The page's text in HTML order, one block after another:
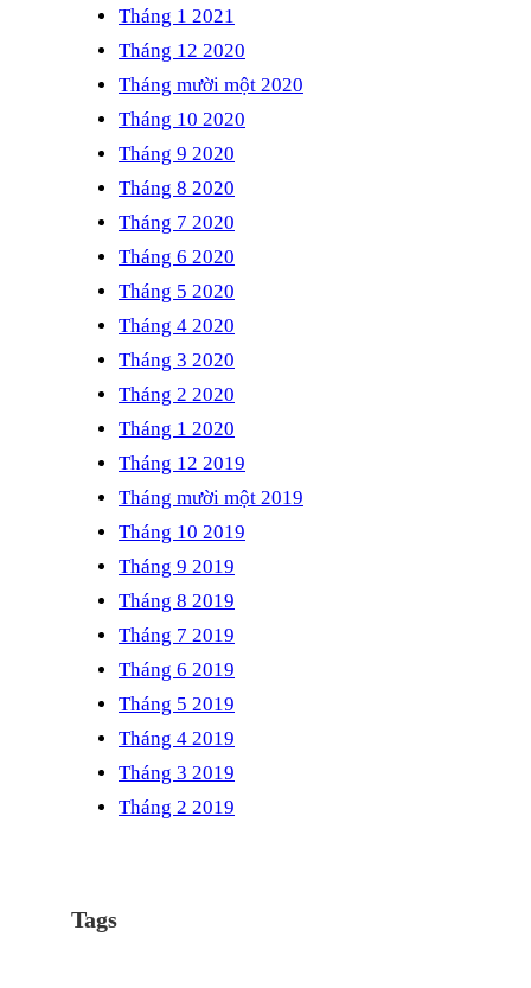
Tháng 1 2021
Tháng 12 2020
Tháng mười một 2020
Tháng 10 2020
Tháng 9 2020
Tháng 8 2020
Tháng 7 2020
Tháng 6 2020
Tháng 5 2020
Tháng 4 2020
Tháng 3 2020
Tháng 2 2020
Tháng 1 2020
Tháng 12 2019
Tháng mười một 2019
Tháng 10 2019
Tháng 9 2019
Tháng 8 2019
Tháng 7 2019
Tháng 6 2019
Tháng 5 2019
Tháng 4 2019
Tháng 3 2019
Tháng 2 2019
Tags